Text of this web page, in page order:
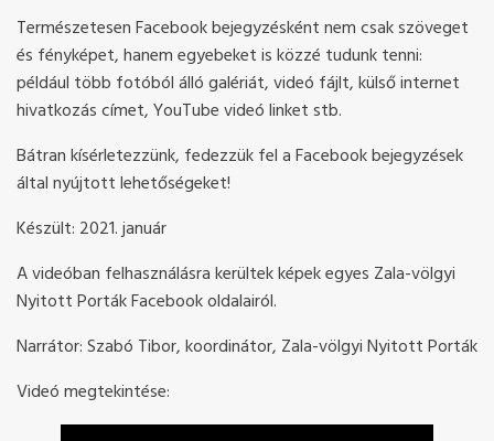
Természetesen Facebook bejegyzésként nem csak szöveget
és fényképet, hanem egyebeket is közzé tudunk tenni:
például több fotóból álló galériát, videó fájlt, külső internet
hivatkozás címet, YouTube videó linket stb.
Bátran kísérletezzünk, fedezzük fel a Facebook bejegyzések
által nyújtott lehetőségeket!
Készült: 2021. január
A videóban felhasználásra kerültek képek egyes Zala-völgyi
Nyitott Porták Facebook oldalairól.
Narrátor: Szabó Tibor, koordinátor, Zala-völgyi Nyitott Porták
Videó megtekintése: